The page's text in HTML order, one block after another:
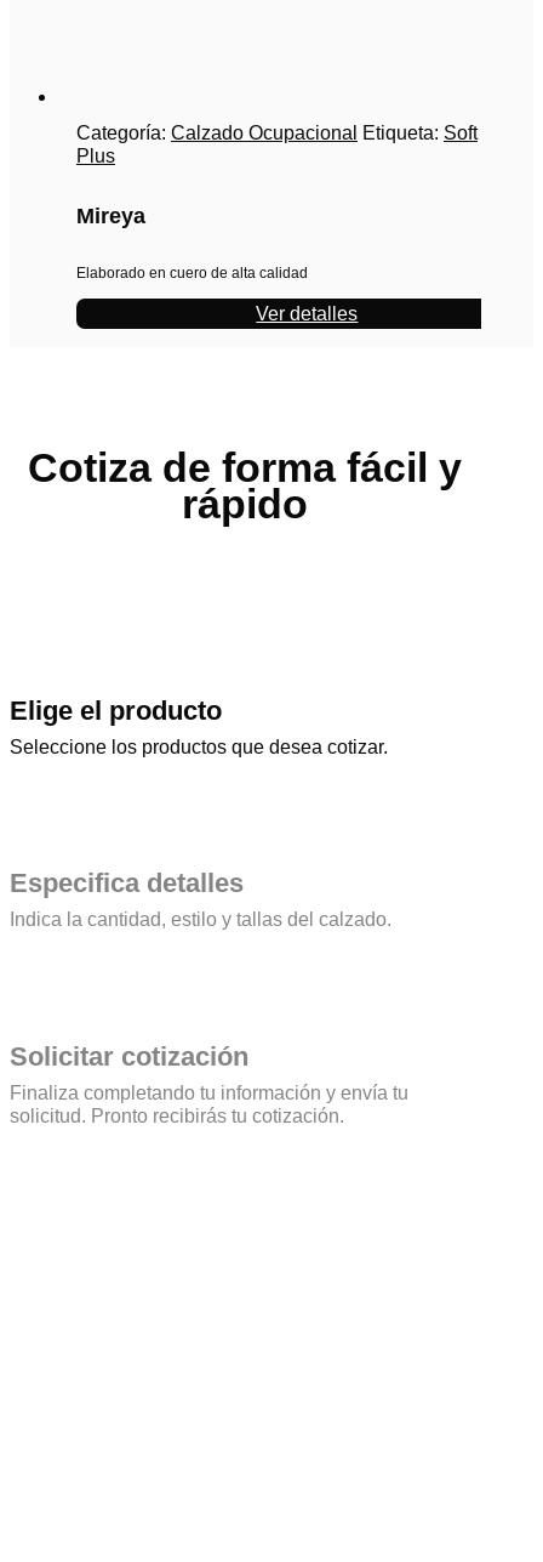
Categoría: Calzado Ocupacional Etiqueta: Soft
Plus
Mireya
Elaborado en cuero de alta calidad
Ver detalles
Cotiza de forma fácil y
rápido
Elige el producto
Seleccione los productos que desea cotizar.
Especifica detalles
Indica la cantidad, estilo y tallas del calzado.
Solicitar cotización
Finaliza completando tu información y envía tu
solicitud. Pronto recibirás tu cotización.